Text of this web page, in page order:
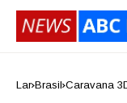
Lar Brasil Caravana